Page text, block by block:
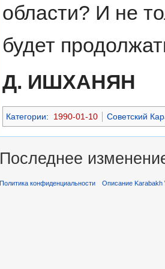
области? И не
будет
Д. ИШХАНЯН
Категории: 1990-01-10 Советский
Последнее
Политика конфиденциальности Описание Karabakh